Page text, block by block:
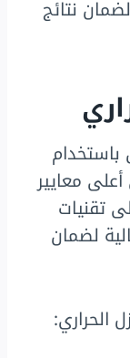
نتائج
معايير
تقنيات
لضمان
الحراري: